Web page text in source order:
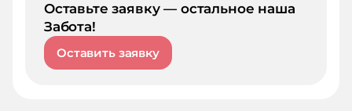
Оставьте заявку — остальное наша
Забота!
Оставить заявку